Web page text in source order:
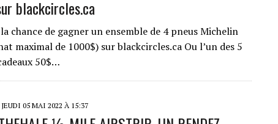
blackcircles.ca
chance de gagner un ensemble de 4 pneus Michelin
maximal de 1000$) sur blackcircles.ca Ou l’un des 5
50$…
JEUDI 05 MAI 2022 À 15:37